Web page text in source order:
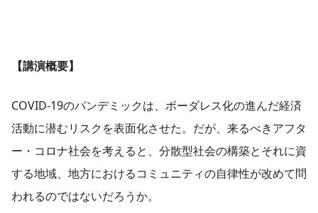
【講演概要】
COVID-19のパンデミックは、ボーダレス化の進んだ経済
活動に潜むリスクを表面化させた。だが、来るべきアフタ
ー・コロナ社会を考えると、分散型社会の構築とそれに資
する地域、地方におけるコミュニティの自律性が改めて問
われるのではないだろうか。